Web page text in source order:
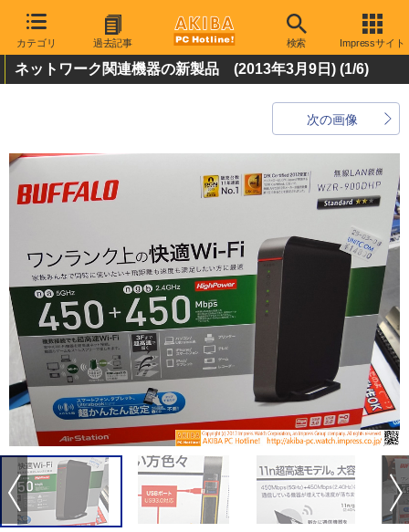
カテゴリ 過去記事 検索 Impressサイト
ネットワーク関連機器の新製品 (2013年3月9日) (1/6)
次の画像